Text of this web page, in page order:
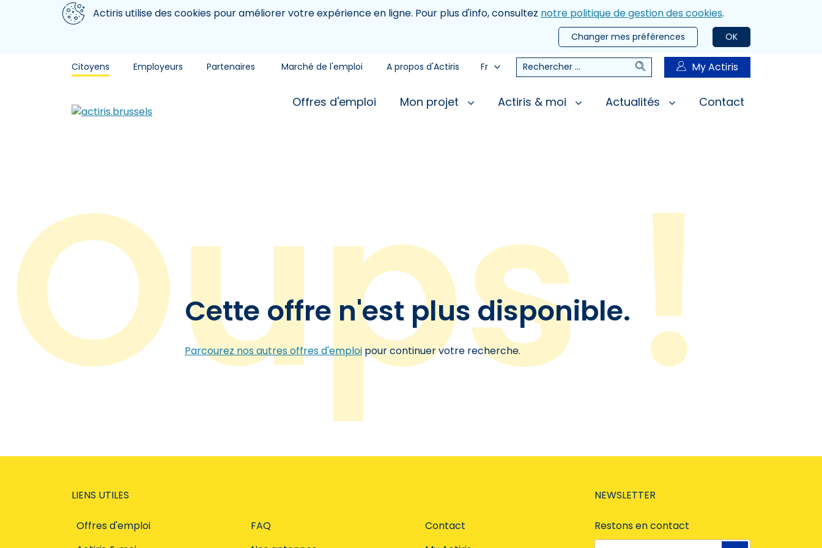
Aller au contenu principal
Nous utilisons des cookiesActiris utilise des cookies pour améliorer votre expérience en ligne. Pour plus d'info, consultez notre politique de gestion des cookies.
OK
Changer mes préférences
Citoyens Employeurs Partenaires Marché de l'emploi A propos d'Actiris Fr Rechercher RechercherMy Actiris
Offres d'emploi Mon projet Actiris & moi Actualités Contact
Cette offre n'est plus disponible.
Parcourez nos autres offres d'emploipour continuer votre recherche.
LIENS UTILES
Offres d'emploi
FAQ
Contact
NEWSLETTER
Restons en contact